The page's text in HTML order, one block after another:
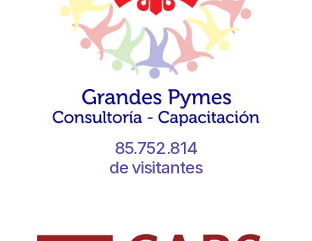
85.752.814
de visitantes